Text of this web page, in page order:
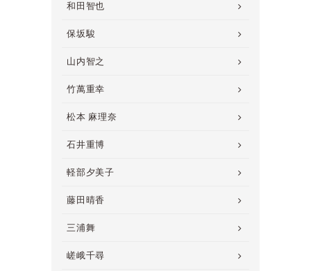
和田智也
保坂駿
山内智之
竹萬重幸
松本 麻理奈
石井重博
軽部夕美子
藤田晴香
三浦舞
嵯峨千尋